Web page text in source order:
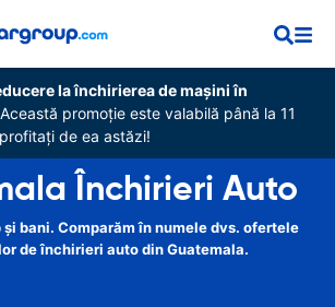
la închirierea de mașini în
Această promoție este valabilă până la 11
de ea astăzi!
Închirieri Auto
bani. Comparăm în numele dvs. ofertele
de închirieri auto din Guatemala.